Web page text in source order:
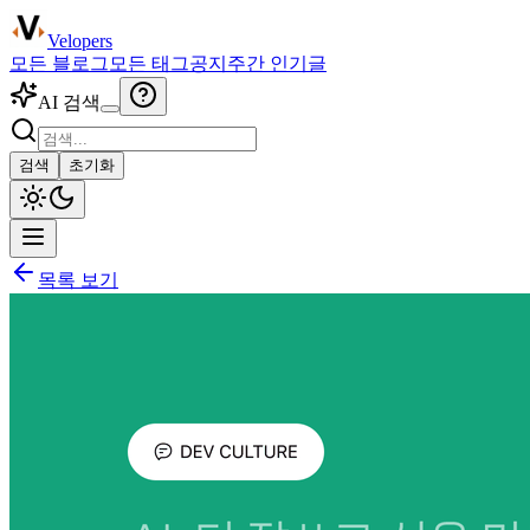
Velopers
모든 블로그 모든 태그공지 주간 인기글
AI 검색
검색 초기화
목록 보기